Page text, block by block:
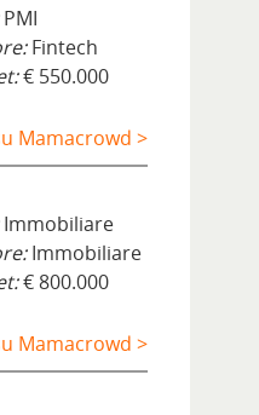
PMI
Fintech
€ 550.000
Mamacrowd >
Immobiliare
Immobiliare
€ 800.000
Mamacrowd >